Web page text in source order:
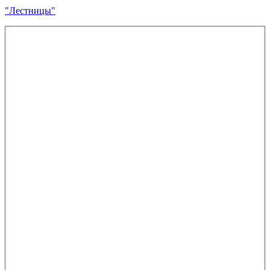
"Лестницы"